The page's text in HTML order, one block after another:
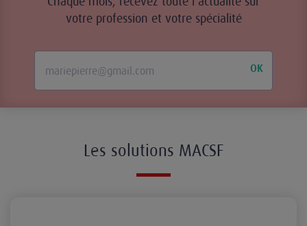
votre profession et votre spécialité
OK
Les solutions MACSF